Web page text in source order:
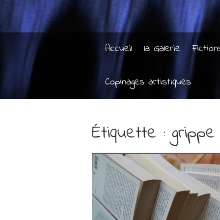
Accueil la Galerie
Copinages artistiques
Étiquette :